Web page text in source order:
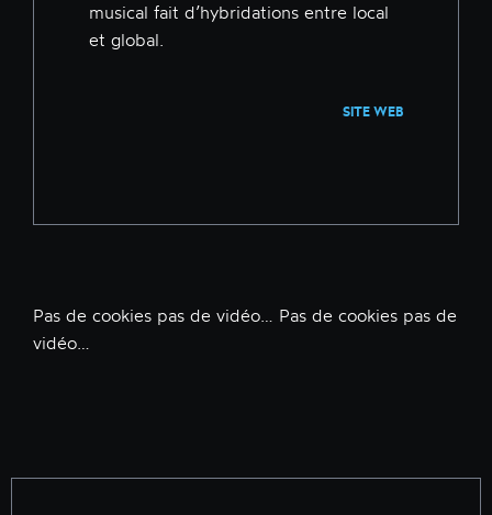
musical fait d’hybridations entre local
et global.
SITE WEB
Pas de cookies pas de vidéo… Pas de cookies pas de
vidéo…